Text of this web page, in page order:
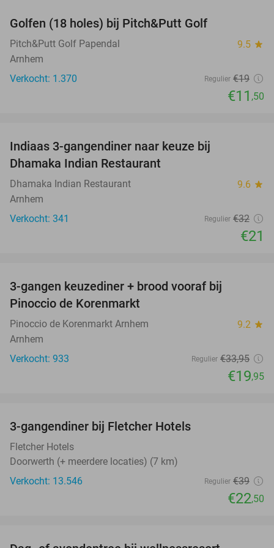
Golfen (18 holes) bij Pitch&Putt Golf
Pitch&Putt Golf Papendal 9.5 star
Arnhem
Verkocht: 1.370
Regulier €19
€11 ,50
Indiaas 3-gangendiner naar keuze bij
Dhamaka Indian Restaurant
Dhamaka Indian Restaurant 9.6 star
Arnhem
Verkocht: 341
Regulier €32
€21
3-gangen keuzediner + brood vooraf bij
Pinoccio de Korenmarkt
Pinoccio de Korenmarkt Arnhem 9.2 star
Arnhem
Verkocht: 933
Regulier €33,95
€19,95
3-gangendiner bij Fletcher Hotels
Fletcher Hotels
Doorwerth (+ meerdere locaties) (7 km)
Verkocht: 13.546
Regulier €39
€22,50